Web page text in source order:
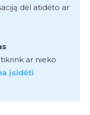
dėl atidėto ar
ar nieko
įsidėti